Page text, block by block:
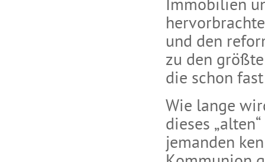
Immobilien
und den
zu den
die schon
Wie lange
dieses
jemanden